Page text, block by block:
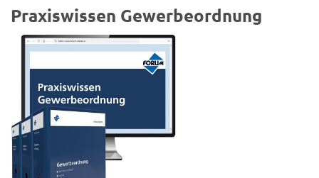
Praxiswissen Gewerbeordnung